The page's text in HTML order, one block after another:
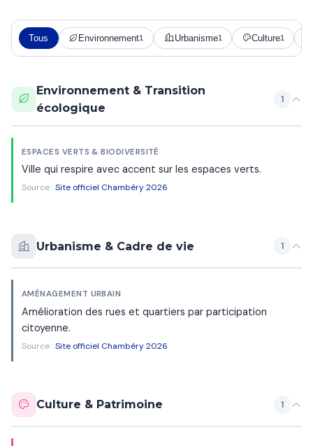
Tous Environnement1 Urbanisme1 Culture1
Environnement & Transition
écologique
1
ESPACES VERTS & BIODIVERSITÉ
Ville qui respire avec accent sur les espaces verts.
Source :Site officiel Chambéry 2026
Urbanisme & Cadre de vie 1
AMÉNAGEMENT URBAIN
Amélioration des rues et quartiers par participation
citoyenne.
Source :Site officiel Chambéry 2026
Culture & Patrimoine 1